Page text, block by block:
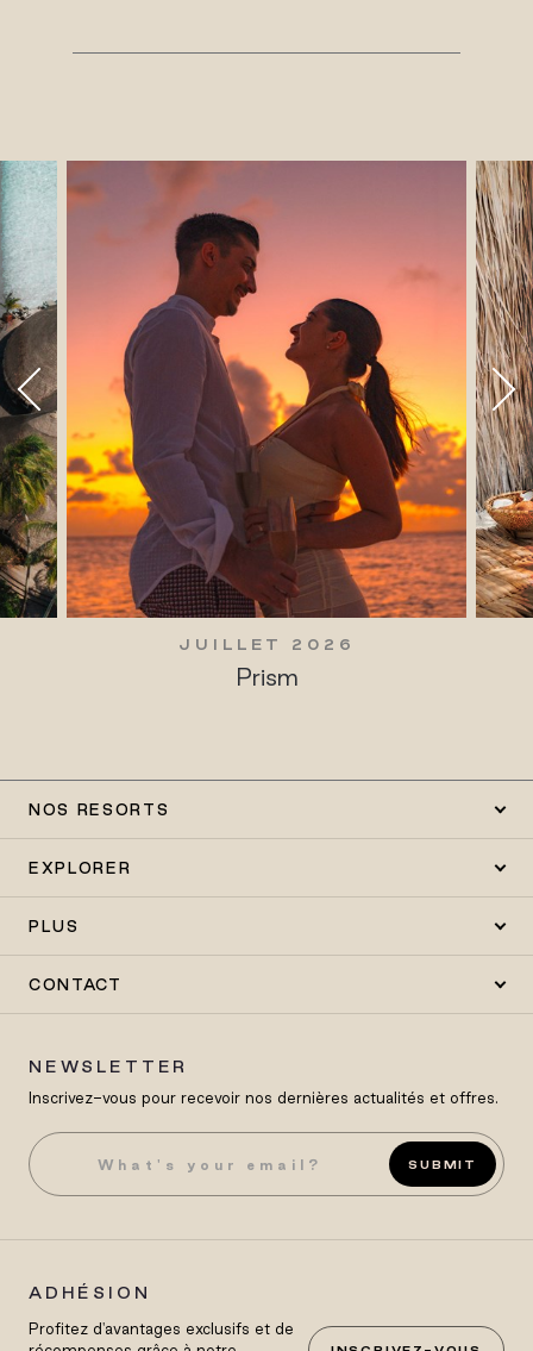
JUILLET 2026
NOS RESORTS
EXPLORER
PLUS
CONTACT
NEWSLETTER
Inscrivez-vous pour recevoir nos dernières actualités et offres.
SUBMIT
ADHÉSION
Profitez d'avantages exclusifs et de